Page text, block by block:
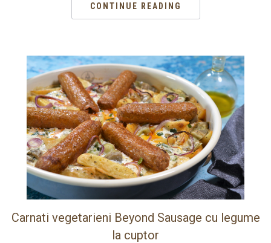
CONTINUE READING
Carnati vegetarieni Beyond Sausage cu legume
la cuptor